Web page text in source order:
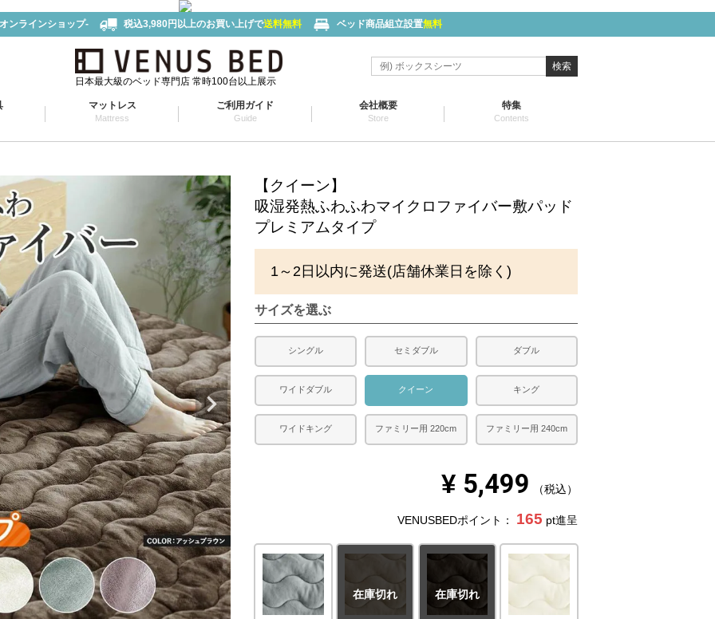
ンラインショップ- 税込3,980円以上のお買い上げで送料無料 ベッド商品組立設置無料
日本最大級のベッド専門店 常時100台以上展示
検索
マットレス
Mattress
ご利用ガイド
Guide
会社概要
Store
特集
Contents
【クイーン】
吸湿発熱ふわふわマイクロファイバー敷パッド
プレミアムタイプ
1～2日以内に発送(店舗休業日を除く)
サイズを選ぶ
シングル セミダブル ダブル
ワイドダブル クイーン キング
ワイドキング ファミリー用 220cm ファミリー用 240cm
¥ 5,499 税込
VENUSBEDポイント： 165 pt進呈
在庫切れ 在庫切れ